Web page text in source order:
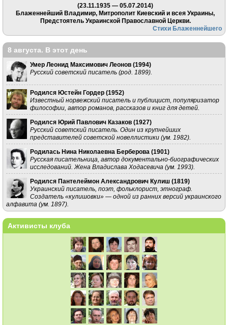
(23.11.1935 — 05.07.2014)
Блаженнейший Владимир, Митрополит Киевский и всея Украины,
Предстоятель Украинской Православной Церкви.
Стихи Блаженнейшего
8 августа. В этот день
Умер Леонид Максимович Леонов (1994)
Русский советский писатель (род. 1899).
Родился Юстейн Гордер (1952)
Известный норвежский писатель и публицист, популяризатор
философии, автор романов, рассказов и книг для детей.
Родился Юрий Павлович Казаков (1927)
Русский советский писатель. Один из крупнейших
представителей советской новеллистики (ум. 1982).
Родилась Нина Николаевна Берберова (1901)
Русская писательница, автор документально-биографических
исследований. Жена Владислава Ходасевича (ум. 1993).
Родился Пантелеймон Александрович Кулиш (1819)
Украинский писатель, поэт, фольклорист, этнограф.
Создатель «кулишовки» — одной из ранних версий украинского
алфавита (ум. 1897).
Активисты клуба